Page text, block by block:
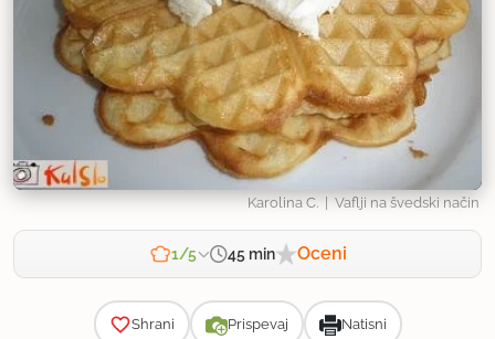
Karolina C. | Vaflji na švedski način
1/5 45 min Oceni
Shrani Prispevaj Natisni